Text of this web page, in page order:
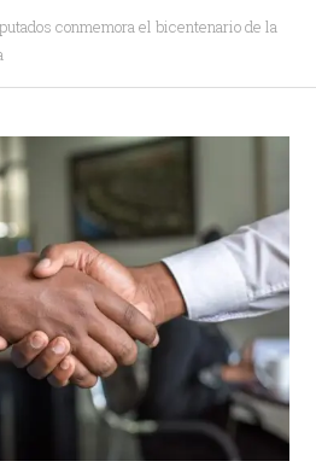
conmemora el bicentenario de la